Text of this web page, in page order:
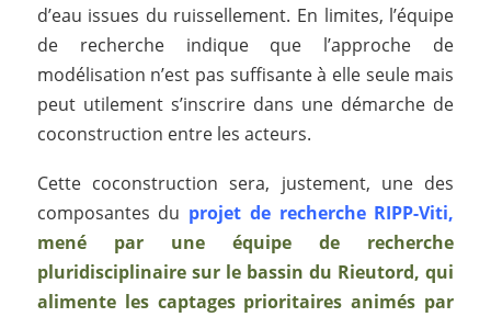
d’eau issues du ruissellement. En limites, l’équipe
de recherche indique que l’approche de
modélisation n’est pas suffisante à elle seule mais
peut utilement s’inscrire dans une démarche de
coconstruction entre les acteurs.
Cette coconstruction sera, justement, une des
composantes du projet de recherche RIPP-Viti,
mené par une équipe de recherche
pluridisciplinaire sur le bassin du Rieutord, qui
alimente les captages prioritaires animés par